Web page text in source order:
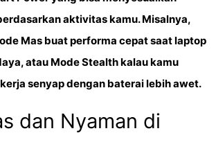
aktivitas kamu. Misalnya,
Mas buat performa cepat saat laptop
atau Mode Stealthkalau kamu
senyap dengan baterai lebih awet.
dan Nyaman di